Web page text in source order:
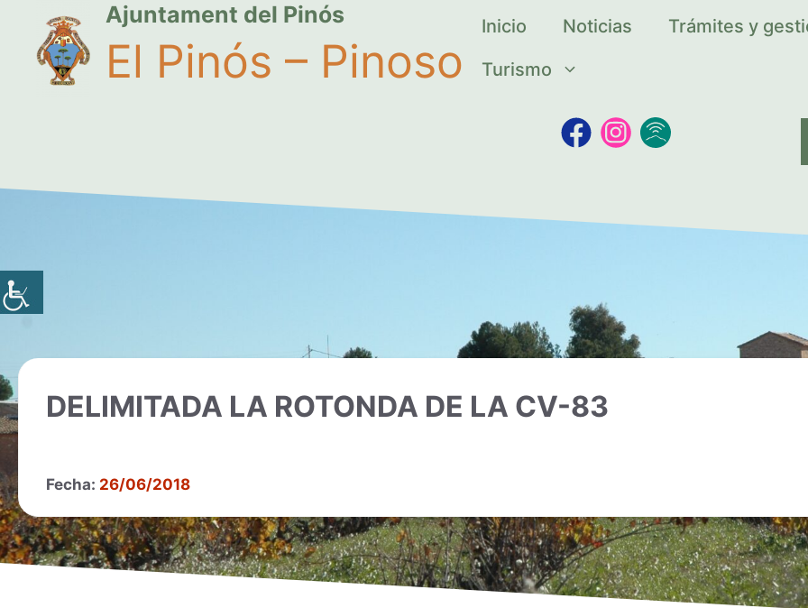
Ajuntament del Pinós
El Pinós – Pinoso
Inicio Noticias
Trámites y
Turismo
DELIMITADA LA ROTONDA DE LA CV-83
Fecha: 26/06/2018